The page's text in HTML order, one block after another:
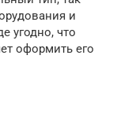
и
угодно, что
оформить его